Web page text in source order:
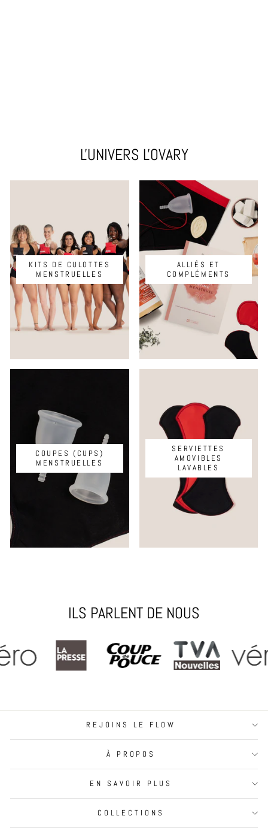
L'UNIVERS L'OVARY
KITS DE CULOTTES
MENSTRUELLES
ALLIÉS ET
COMPLÉMENTS
COUPES (CUPS)
MENSTRUELLES
SERVIETTES
AMOVIBLES
LAVABLES
ILS PARLENT DE NOUS
REJOINS LE FLOW
À PROPOS
EN SAVOIR PLUS
COLLECTIONS